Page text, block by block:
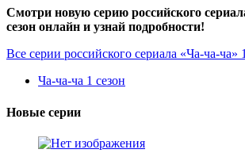
Смотри новую серию российского
сезон онлайн и узнай подробности!
Все серии российского сериала «Ча-ча-ча»
Ча-ча-ча 1 сезон
Новые серии